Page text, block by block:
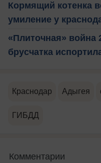
Кормящий котенка
умиление у
«Плиточная» война
брусчатка
Краснодар Адыгея
ГИБДД
Комментарии